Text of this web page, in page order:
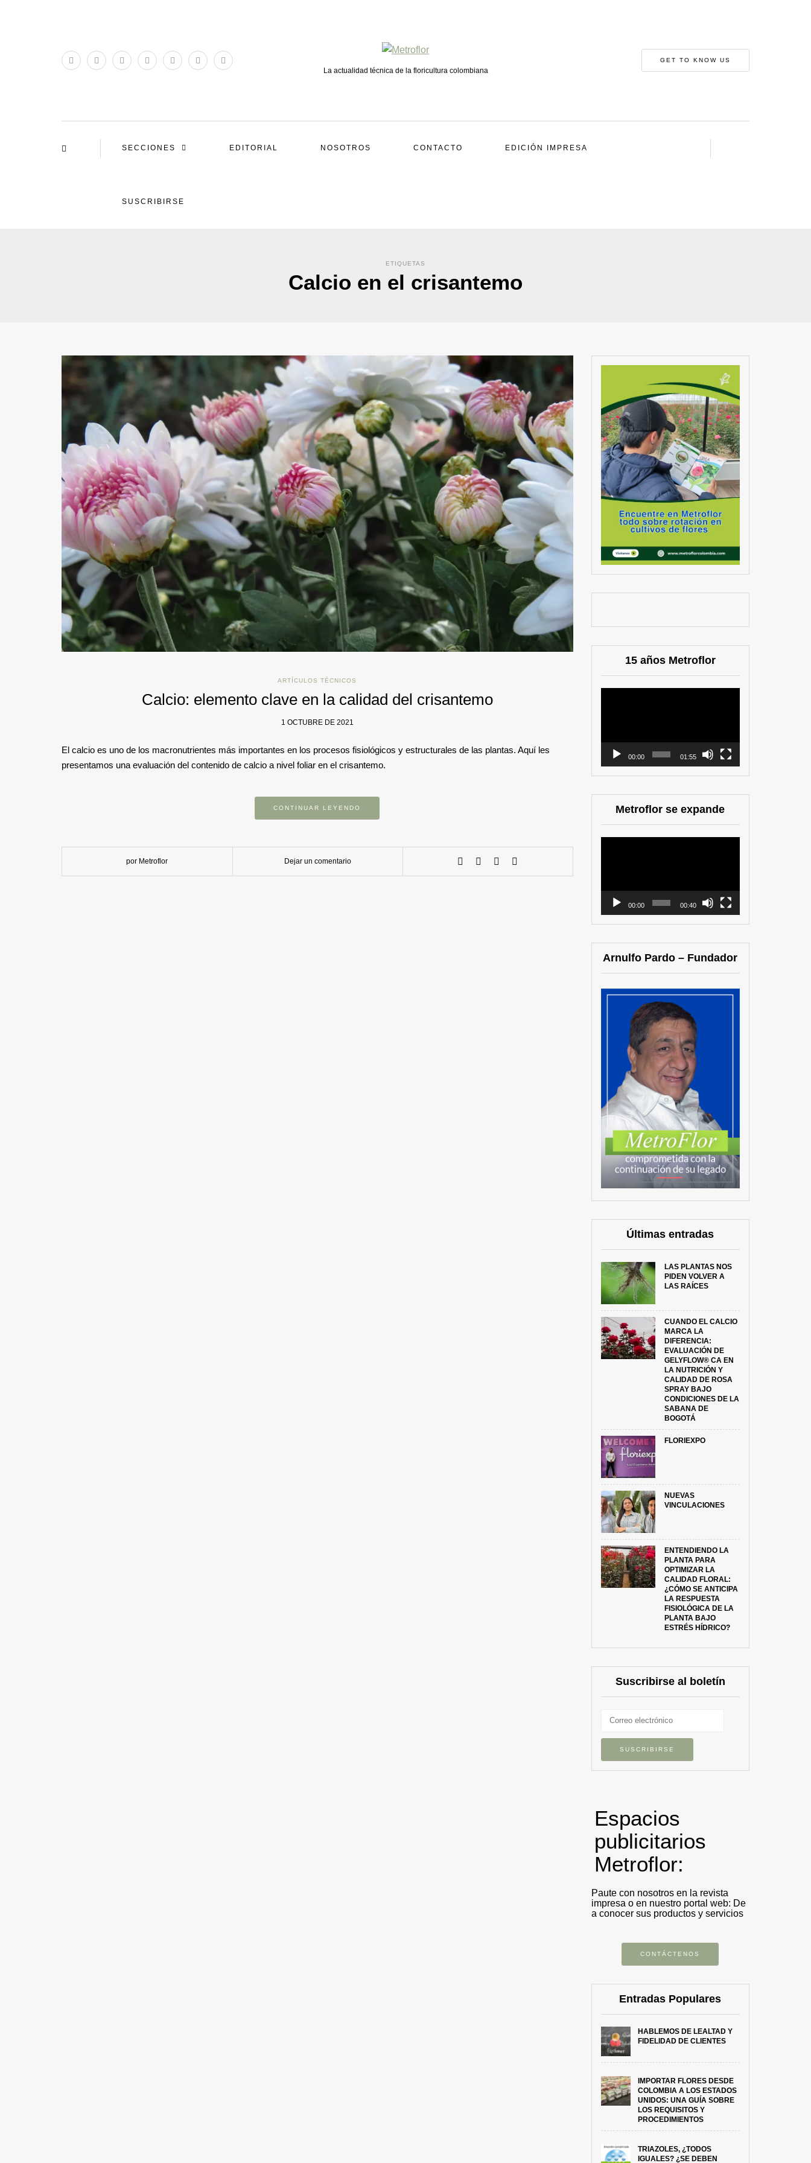
La actualidad técnica de la floricultura colombiana
GET TO KNOW US
SECCIONES EDITORIAL NOSOTROS CONTACTO EDICIÓN IMPRESA
SUSCRIBIRSE
ETIQUETAS
Calcio en el crisantemo
ARTÍCULOS TÉCNICOS
Calcio: elemento clave en la calidad del crisantemo
1 OCTUBRE DE 2021
El calcio es uno de los macronutrientes más importantes en los procesos fisiológicos y estructurales de las plantas. Aquí les
presentamos una evaluación del contenido de calcio a nivel foliar en el crisantemo.
CONTINUAR LEYENDO
por Metroflor Dejar un comentario
15 años Metroflor
00:00 01:55
Metroflor se expande
00:00 00:40
Arnulfo Pardo – Fundador
Últimas entradas
LAS PLANTAS NOS
PIDEN VOLVER A
LAS RAÍCES
CUANDO EL CALCIO
MARCA LA
DIFERENCIA:
EVALUACIÓN DE
GELYFLOW® CA EN
LA NUTRICIÓN Y
CALIDAD DE ROSA
SPRAY BAJO
CONDICIONES DE LA
SABANA DE
BOGOTÁ
FLORIEXPO
NUEVAS
VINCULACIONES
ENTENDIENDO LA
PLANTA PARA
OPTIMIZAR LA
CALIDAD FLORAL:
¿CÓMO SE ANTICIPA
LA RESPUESTA
FISIOLÓGICA DE LA
PLANTA BAJO
ESTRÉS HÍDRICO?
Suscribirse al boletín
Espacios
publicitarios
Metroflor:
Paute con nosotros en la revista
impresa o en nuestro portal web: De
a conocer sus productos y servicios
CONTÁCTENOS
Entradas Populares
HABLEMOS DE LEALTAD Y
FIDELIDAD DE CLIENTES
IMPORTAR FLORES DESDE
COLOMBIA A LOS ESTADOS
UNIDOS: UNA GUÍA SOBRE
LOS REQUISITOS Y
PROCEDIMIENTOS
TRIAZOLES, ¿TODOS
IGUALES? ¿SE DEBEN